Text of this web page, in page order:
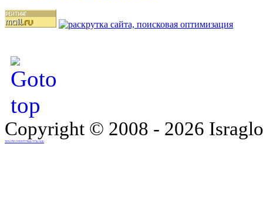
Copyright © 2008 - 2026
נבנה על ידי סטודיו להדמיות תלת מימד